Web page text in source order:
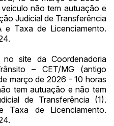
não tem autuação e
Judicial de Transferência
e Taxa de Licenciamento.
site da Coordenadoria
– CET/MG (antigo
março de 2026 - 10 horas
tem autuação e não tem
de Transferência (1).
Taxa de Licenciamento.